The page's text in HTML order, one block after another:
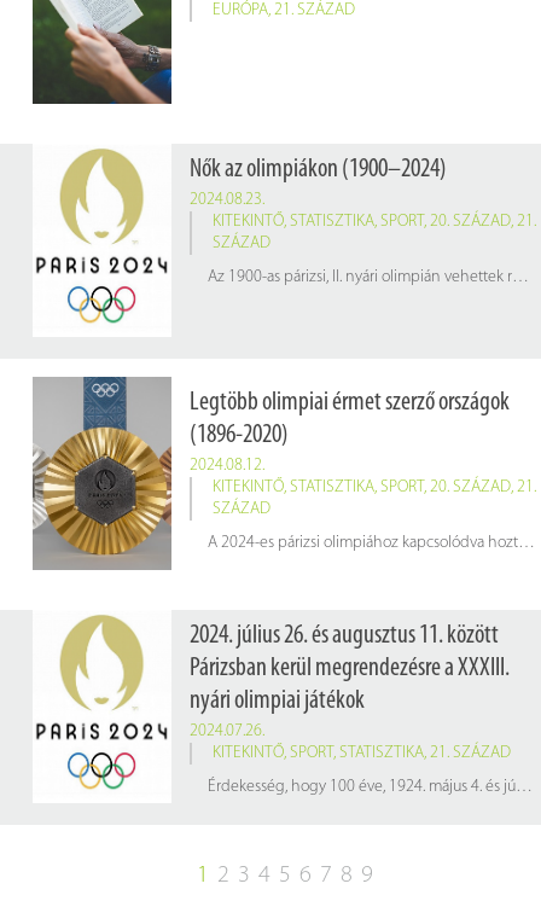
EURÓPA, 21. SZÁZAD
Nők az olimpiákon (1900–2024)
2024.08.23.
KITEKINTŐ, STATISZTIKA, SPORT, 20. SZÁZAD, 21.
SZÁZAD
Az 1900-as párizsi, II. nyári olimpián vehettek részt először női sportolók. Az első női olimpiai bajnok a svájci Hélène de Pourtalès lett, aki a győztes vitorlás csapat tagja volt. Az első egyéni női olimpiai bajnoki címet pedig a teniszező Charlotte Cooper szerezte meg. Ezen az olimpián mindössze 22 nő vett részt.
Legtöbb olimpiai érmet szerző országok
(1896-2020)
2024.08.12.
KITEKINTŐ, STATISZTIKA, SPORT, 20. SZÁZAD, 21.
SZÁZAD
A 2024-es párizsi olimpiához kapcsolódva hoztunk nektek egy érdekes statisztikát a legtöbb érmet szerző országokról.
2024. július 26. és augusztus 11. között
Párizsban kerül megrendezésre a XXXIII.
nyári olimpiai játékok
2024.07.26.
KITEKINTŐ, SPORT, STATISZTIKA, 21. SZÁZAD
Érdekesség, hogy 100 éve, 1924. május 4. és július 27. között Párizsban rendezték meg az olimpiát, amelyen az 1896. évi olimpia magyar úszóbajnoka, Hajós Alfréd a művészeti versenyeken építészet kategóriában ezüstérmet nyert, így máig ő az egyetlen magyar olimpikon, aki két különböző sportágban nyert olimpiai érmet. Ez volt az utolsó olimpia, amit Pierre de Coubertin NOB-elnöksége alatt rendeztek.
1 2 3 4 5 6 7 8 9